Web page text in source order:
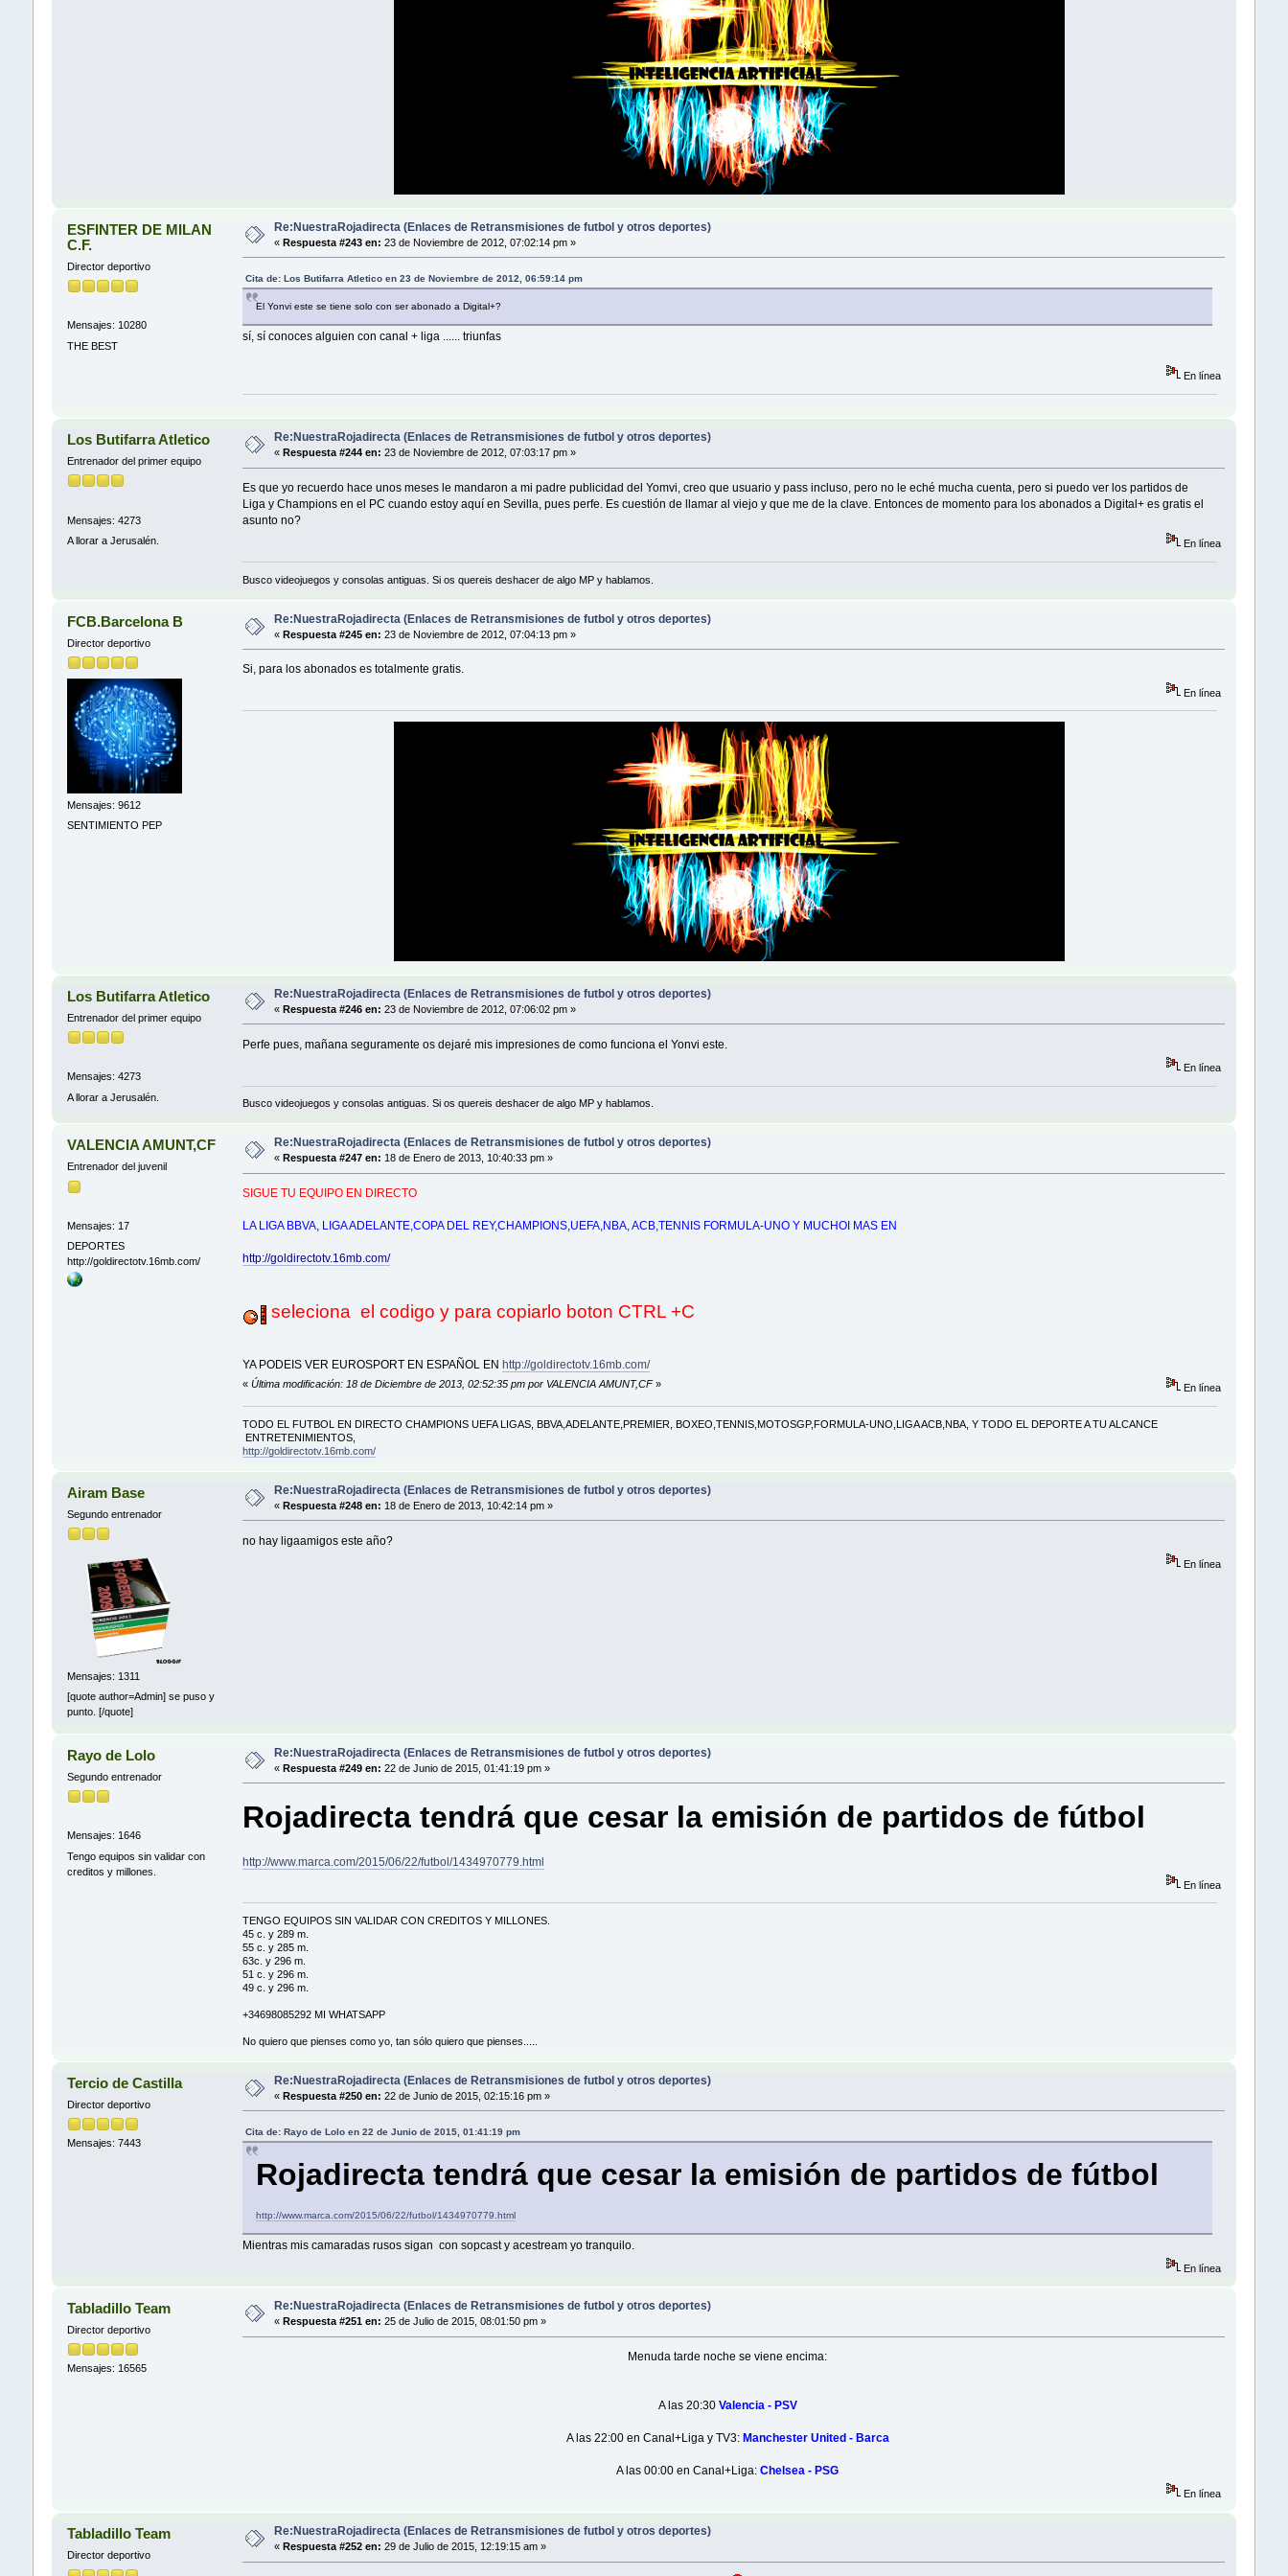
ESFINTER DE MILAN
C.F.
Director deportivo
Mensajes: 10280
THE BEST
Re:NuestraRojadirecta (Enlaces de Retransmisiones de futbol y otros deportes)
« Respuesta #243 en: 23 de Noviembre de 2012, 07:02:14 pm »
Cita de: Los Butifarra Atletico en 23 de Noviembre de 2012, 06:59:14 pm
El Yonvi este se tiene solo con ser abonado a Digital+?
sí, sí conoces alguien con canal + liga ...... triunfas
En línea
Los Butifarra Atletico
Entrenador del primer equipo
Mensajes: 4273
A llorar a Jerusalén.
Re:NuestraRojadirecta (Enlaces de Retransmisiones de futbol y otros deportes)
« Respuesta #244 en: 23 de Noviembre de 2012, 07:03:17 pm »
Es que yo recuerdo hace unos meses le mandaron a mi padre publicidad del Yomvi, creo que usuario y pass incluso, pero no le eché mucha cuenta, pero si puedo ver los partidos de
Liga y Champions en el PC cuando estoy aquí en Sevilla, pues perfe. Es cuestión de llamar al viejo y que me de la clave. Entonces de momento para los abonados a Digital+ es gratis el
asunto no?
En línea
Busco videojuegos y consolas antiguas. Si os quereis deshacer de algo MP y hablamos.
FCB.Barcelona B
Director deportivo
Mensajes: 9612
SENTIMIENTO PEP
Re:NuestraRojadirecta (Enlaces de Retransmisiones de futbol y otros deportes)
« Respuesta #245 en: 23 de Noviembre de 2012, 07:04:13 pm »
Si, para los abonados es totalmente gratis.
En línea
Los Butifarra Atletico
Entrenador del primer equipo
Mensajes: 4273
A llorar a Jerusalén.
Re:NuestraRojadirecta (Enlaces de Retransmisiones de futbol y otros deportes)
« Respuesta #246 en: 23 de Noviembre de 2012, 07:06:02 pm »
Perfe pues, mañana seguramente os dejaré mis impresiones de como funciona el Yonvi este.
En línea
Busco videojuegos y consolas antiguas. Si os quereis deshacer de algo MP y hablamos.
VALENCIA AMUNT,CF
Entrenador del juvenil
Mensajes: 17
DEPORTES
http://goldirectotv.16mb.com/
Re:NuestraRojadirecta (Enlaces de Retransmisiones de futbol y otros deportes)
« Respuesta #247 en: 18 de Enero de 2013, 10:40:33 pm »
SIGUE TU EQUIPO EN DIRECTO
LA LIGA BBVA, LIGA ADELANTE,COPA DEL REY,CHAMPIONS,UEFA,NBA, ACB,TENNIS FORMULA-UNO Y MUCHOI MAS EN
http://goldirectotv.16mb.com/
seleciona el codigo y para copiarlo boton CTRL +C
YA PODEIS VER EUROSPORT EN ESPAÑOL EN http://goldirectotv.16mb.com/
«Última modificación: 18 de Diciembre de 2013, 02:52:35 pm por VALENCIA AMUNT,CF» En línea
TODO EL FUTBOL EN DIRECTO CHAMPIONS UEFA LIGAS, BBVA,ADELANTE,PREMIER, BOXEO,TENNIS,MOTOSGP,FORMULA-UNO,LIGA ACB,NBA, Y TODO EL DEPORTE A TU ALCANCE
ENTRETENIMIENTOS,
http://goldirectotv.16mb.com/
Airam Base
Segundo entrenador
Mensajes: 1311
[quote author=Admin] se puso y
punto. [/quote]
Re:NuestraRojadirecta (Enlaces de Retransmisiones de futbol y otros deportes)
« Respuesta #248 en: 18 de Enero de 2013, 10:42:14 pm »
no hay ligaamigos este año?
En línea
Rayo de Lolo
Segundo entrenador
Mensajes: 1646
Tengo equipos sin validar con
creditos y millones.
Re:NuestraRojadirecta (Enlaces de Retransmisiones de futbol y otros deportes)
« Respuesta #249 en: 22 de Junio de 2015, 01:41:19 pm »
Rojadirecta tendrá que cesar la emisión de partidos de fútbol
http://www.marca.com/2015/06/22/futbol/1434970779.html
En línea
TENGO EQUIPOS SIN VALIDAR CON CREDITOS Y MILLONES.
45 c. y 289 m.
55 c. y 285 m.
63c. y 296 m.
51 c. y 296 m.
49 c. y 296 m.
+34698085292 MI WHATSAPP
No quiero que pienses como yo, tan sólo quiero que pienses.....
Tercio de Castilla
Director deportivo
Mensajes: 7443
Re:NuestraRojadirecta (Enlaces de Retransmisiones de futbol y otros deportes)
« Respuesta #250 en: 22 de Junio de 2015, 02:15:16 pm »
Cita de: Rayo de Lolo en 22 de Junio de 2015, 01:41:19 pm
Rojadirecta tendrá que cesar la emisión de partidos de fútbol
http://www.marca.com/2015/06/22/futbol/1434970779.html
Mientras mis camaradas rusos sigan con sopcast y acestream yo tranquilo.
En línea
Tabladillo Team
Director deportivo
Mensajes: 16565
Re:NuestraRojadirecta (Enlaces de Retransmisiones de futbol y otros deportes)
« Respuesta #251 en: 25 de Julio de 2015, 08:01:50 pm »
Menuda tarde noche se viene encima:
A las 20:30 Valencia - PSV
A las 22:00 en Canal+Liga y TV3: Manchester United - Barca
A las 00:00 en Canal+Liga:Chelsea - PSG
En línea
Tabladillo Team
Director deportivo
Re:NuestraRojadirecta (Enlaces de Retransmisiones de futbol y otros deportes)
« Respuesta #252 en: 29 de Julio de 2015, 12:19:15 am »